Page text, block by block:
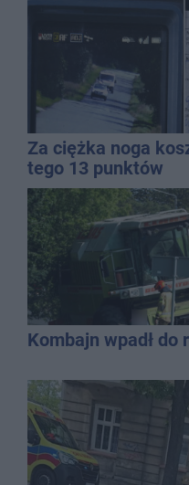
Za ciężka noga
tego 13 punktów
Kombajn wpadł do